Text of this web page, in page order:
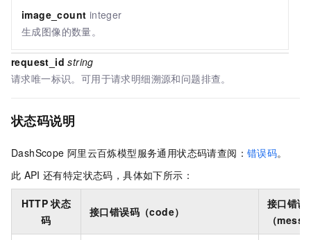
image_count integer
生成图像的数量。
request_idstring
请求唯一标识。可用于请求明细溯源和问题排查。
状态码说明
DashScope 阿里云百炼模型服务通用状态码请查阅： 错误码。
此 API 还有特定状态码，具体如下所示：
HTTP 状态
码
接口错误码（code）
接口错误
（